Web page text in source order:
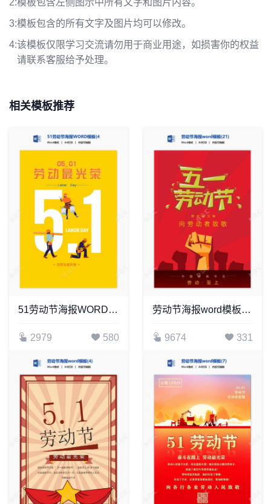
2:模板包含左侧图示中所有文字和图片内容。
3:模板包含的所有文字及图片均可以修改。
4:该模板仅限学习交流请勿用于商业用途，如损害你的权益
请联系客服给予处理。
相关模板推荐
51劳动节海报WORD模板(4)
2979 580
劳动节海报word模板(21)
9674 331